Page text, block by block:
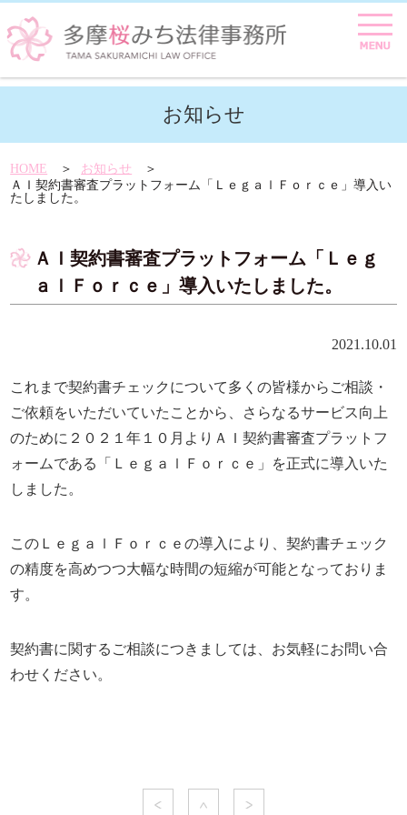
お知らせ
HOME
お知らせ
ＡＩ契約書審査プラットフォーム「ＬｅｇａｌＦｏｒｃｅ」導入い
たしました。
ＡＩ契約書審査プラットフォーム「Ｌｅｇ
ａｌＦｏｒｃｅ」導入いたしました。
2021.10.01
これまで契約書チェックについて多くの皆様からご相談・
ご依頼をいただいていたことから、さらなるサービス向上
のために２０２１年１０月よりＡＩ契約書審査プラットフ
ォームである「ＬｅｇａｌＦｏｒｃｅ」を正式に導入いた
しました。
このＬｅｇａｌＦｏｒｃｅの導入により、契約書チェック
の精度を高めつつ大幅な時間の短縮が可能となっておりま
す。
契約書に関するご相談につきましては、お気軽にお問い合
わせください。